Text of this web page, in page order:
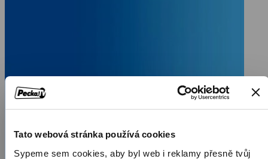
Tato webová stránka používá cookies
Sypeme sem cookies, aby byl web i reklamy přesně tvůj